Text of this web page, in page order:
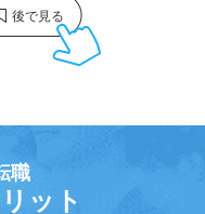
職
ット